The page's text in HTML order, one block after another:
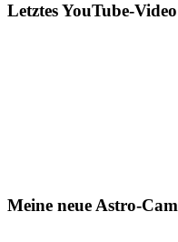
Letztes YouTube-Video
Meine neue Astro-Cam